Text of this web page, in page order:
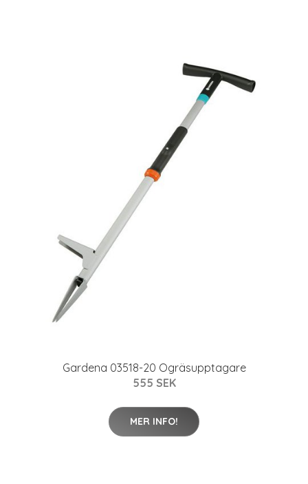
Gardena 03518-20 Ogräsupptagare
555 SEK
MER INFO!